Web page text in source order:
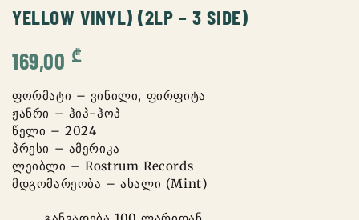
YELLOW VINYL) (2LP – 3 SIDE)
169,00 ₾
ფორმატი – ვინილი, ფირფიტა
ჟანრი – ჰიპ-ჰოპ
წელი – 2024
პრესი – ამერიკა
ლეიბლი – Rostrum Records
მდგომარეობა – ახალი (Mint)